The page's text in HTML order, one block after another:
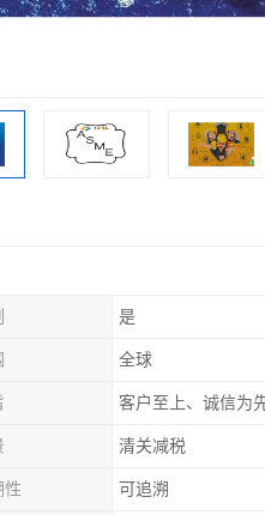
是
全球
客户至上、诚信为
清关减税
性 可追溯